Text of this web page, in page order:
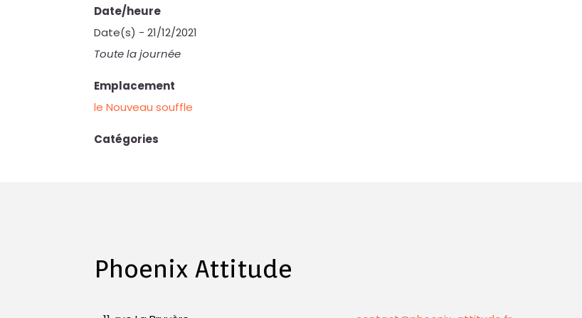
Date/heure
Date(s) - 21/12/2021
Toute la journée
Emplacement
le Nouveau souffle
Catégories
Phoenix Attitude